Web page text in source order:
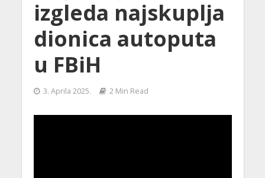
izgleda najskuplja
dionica autoputa
u FBiH
3. Aprila 2025. 2 Min Read